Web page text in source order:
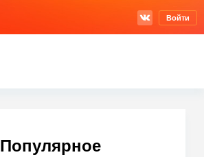
Войти
Популярное